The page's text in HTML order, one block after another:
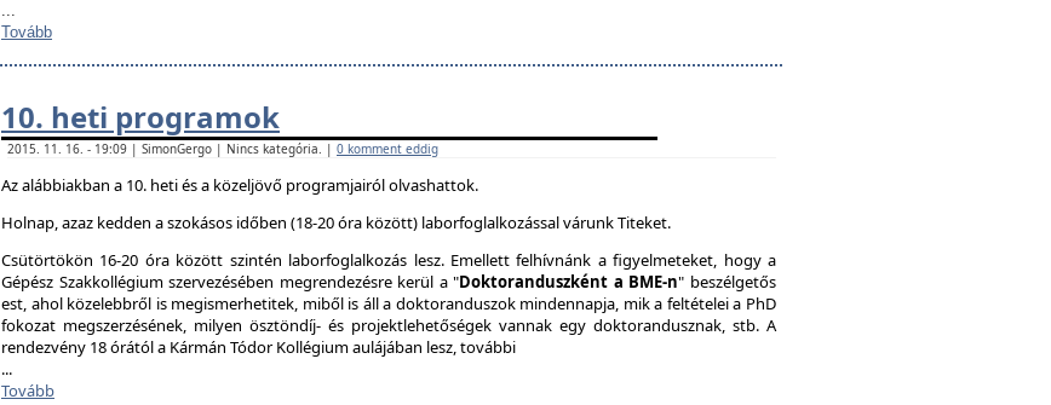
...
Tovább
10. heti programok
2015. 11. 16. - 19:09 | SimonGergo | Nincs kategória. | 0 komment eddig
Az alábbiakban a 10. heti és a közeljövő programjairól olvashattok.
Holnap, azaz kedden a szokásos időben (18-20 óra között) laborfoglalkozással várunk Titeket.
Csütörtökön 16-20 óra között szintén laborfoglalkozás lesz. Emellett felhívnánk a figyelmeteket, hogy a
Gépész Szakkollégium szervezésében megrendezésre kerül a "Doktoranduszként a BME-n" beszélgetős
est, ahol közelebbről is megismerhetitek, miből is áll a doktoranduszok mindennapja, mik a feltételei a PhD
fokozat megszerzésének, milyen ösztöndíj- és projektlehetőségek vannak egy doktorandusznak, stb. A
rendezvény 18 órától a Kármán Tódor Kollégium aulájában lesz, további
...
Tovább